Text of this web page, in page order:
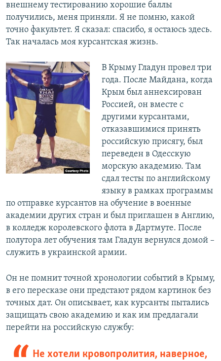
внешнему тестированию хорошие баллы
получились, меня приняли. Я не помню, какой
точно факультет. Я сказал: спасибо, я остаюсь здесь.
Так началась моя курсантская жизнь.
В Крыму Гладун провел три
года. После Майдана, когда
Крым был аннексирован
Россией, он вместе с
другими курсантами,
отказавшимися принять
российскую присягу, был
переведен в Одесскую
морскую академию. Там
сдал тесты по английскому
языку в рамках программы
по отправке курсантов на обучение в военные
академии других стран и был приглашен в Англию,
в колледж королевского флота в Дартмуте. После
полутора лет обучения там Гладун вернулся домой –
служить в украинской армии.
Он не помнит точной хронологии событий в Крыму,
в его пересказе они предстают рядом картинок без
точных дат. Он описывает, как курсанты пытались
защищать свою академию и как им предлагали
перейти на российскую службу:
Не хотели кровопролития, наверное,